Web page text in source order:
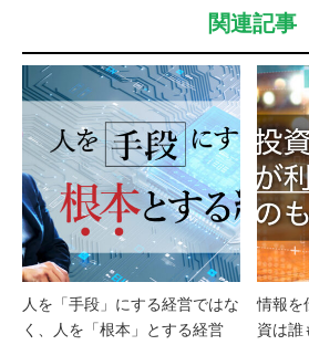
関連記事
人を「手段」にする経営ではな
く、人を「根本」とする経営
情報を
資は誰